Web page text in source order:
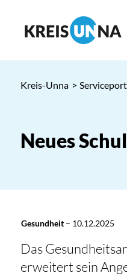
Kreis-Unna >
Neues
Gesundheit– 10.12.2025
Das
erweitert sein